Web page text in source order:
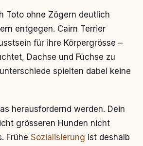
Toto ohne Zögern deutlich
entgegen. Cairn Terrier
für ihre Körpergrösse –
Dachse und Füchse zu
spielten dabei keine
herausfordernd werden. Dein
grösseren Hunden nicht
Frühe Sozialisierung ist deshalb